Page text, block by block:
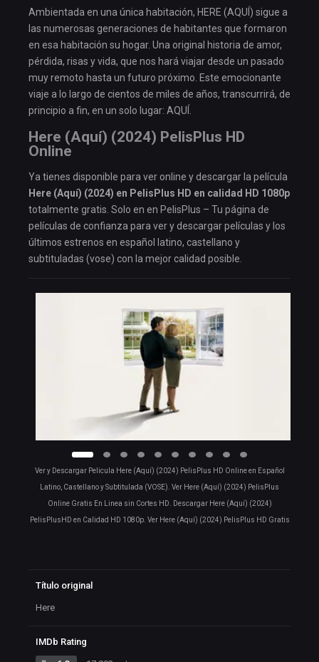
Ambientada en una única habitación, HERE (AQUÍ) sigue a
las numerosas generaciones de habitantes que formaron
en esa habitación su hogar. Una original historia de amor,
pérdida, risas y vida, que nos hará viajar desde un pasado
muy remoto hasta un futuro próximo. Este emocionante
viaje a lo largo de cientos de miles de años, transcurrirá, de
principio a fin, en un solo lugar: AQUÍ.
Here (Aquí) (2024) PelisPlus HD
Online
Ya tienes disponible para ver online y descargar la película
Here (Aquí) (2024) en PelisPlus HD en calidad HD 1080p
totalmente gratis. Solo en en PelisPlus – Tu página de
películas de confianza para ver y descargar películas y los
últimos estrenos en español latino, castellano y
subtituladas (vose) con la mejor calidad posible.
Ver y Descargar Pelicula Here (Aquí) (2024) PelisPlus HD Online en Español
Latino, Castellano y Subtitulada (VOSE). Ver Here (Aquí) (2024) PelisPlus
Online Gratis En Linea sin Cortes HD. Descargar Here (Aquí) (2024)
PelisPlusHD en Calidad HD 1080p. Ver Here (Aquí) (2024) PelisPlus HD Gratis
Título original
Here
IMDb Rating